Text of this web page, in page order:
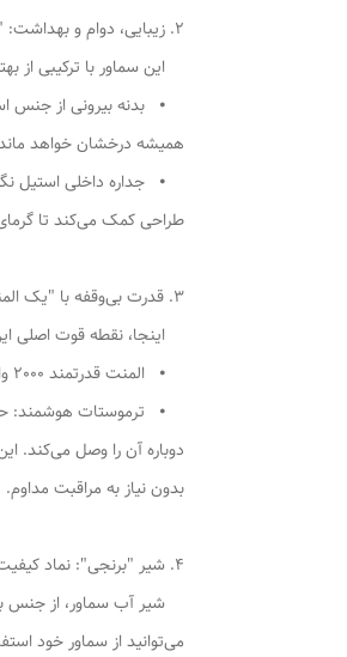
2. زیبایی، دوام و بهداشت: "بدنه بیرونی استیل" و "جداره داخلی استیل نگیر ":
این سماور با ترکیبی از
⦁ بدنه بیرونی از جنس
همیشه درخشان خواهد
⦁ جداره داخلی استیل
طراحی کمک می‌کند تا
3. قدرت بی‌وقفه با "یک المنت 2000 واتی" و هوشمندی "ترموستات":
اینجا، نقطه قوت اصلی
⦁ المنت قدرتمند 2000 واتی: آب را با سرعت خیره‌کننده‌ای به نقطه جوش می‌رساند، بنابراین هرگز برای آماده شدن چای منتظر نخواهید ماند.
⦁ ترموستات هوشمند:
دوباره آن را وصل می‌کند.
بدون نیاز به مراقبت مداوم.
4. شیر "برنجی": نماد کیفیت و سهولت استفاده:
شیر آب سماور، از جنس
می‌توانید از سماور خود